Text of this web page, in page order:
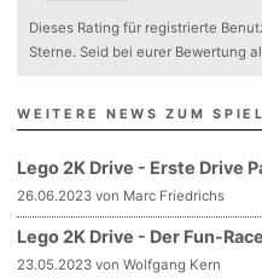
Dieses Rating für registrierte
Sterne. Seid bei eurer Bewertung
WEITERE NEWS ZUM SPIEL
Lego 2K Drive - Erste Drive
26.06.2023 von Marc Friedrichs
Lego 2K Drive - Der Fun-
23.05.2023 von Wolfgang Kern